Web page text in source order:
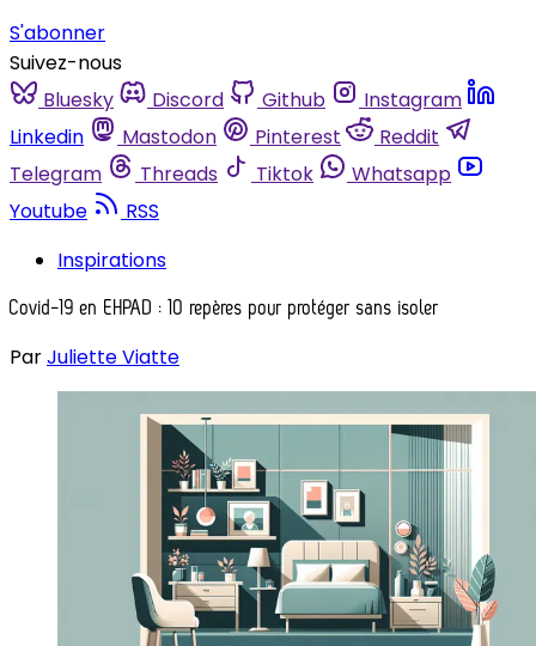
S'abonner
Suivez-nous
Bluesky
Discord Github
Instagram
Linkedin
Mastodon Pinterest
Reddit
Telegram
Threads Tiktok
Whatsapp
Youtube
RSS
Inspirations
Covid-19 en EHPAD : 10 repères pour protéger sans isoler
ParJuliette Viatte